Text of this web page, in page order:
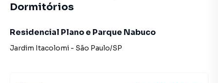
Dormitórios
Residencial Plano e Parque Nabuco
Jardim Itacolomi - São Paulo/SP